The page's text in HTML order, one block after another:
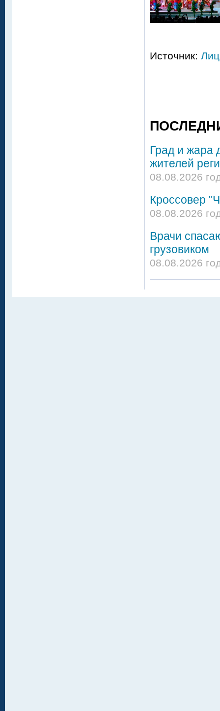
Источник:
Град и жара
жителей
08.08.2026
Кроссовер
08.08.2026
Врачи
грузовиком
08.08.2026